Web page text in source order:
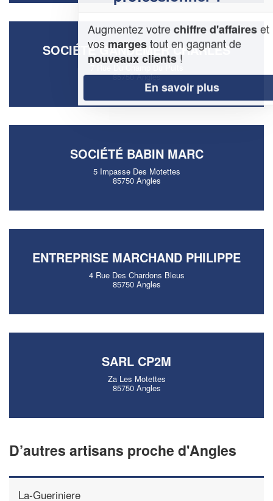
SOCIÉTÉ GANDEMER CHARLES
85750 Angles
SOCIÉTÉ BABIN MARC
5 Impasse Des Motettes
85750 Angles
ENTREPRISE MARCHAND PHILIPPE
4 Rue Des Chardons Bleus
85750 Angles
SARL CP2M
Za Les Motettes
85750 Angles
D’autres artisans proche d'Angles
La-Gueriniere
Augmentez votrechiffre d'affaireset
vosmargestout en gagnant de
nouveaux clients!
En savoir plus